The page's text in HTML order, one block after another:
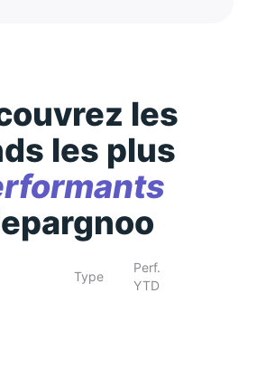
les
les plus
Type
Perf.
YTD